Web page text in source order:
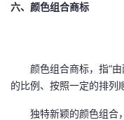
六、颜色组合商标
颜色组合商标，指“由
的比例、按照一定的排列
独特新颖的颜色组合